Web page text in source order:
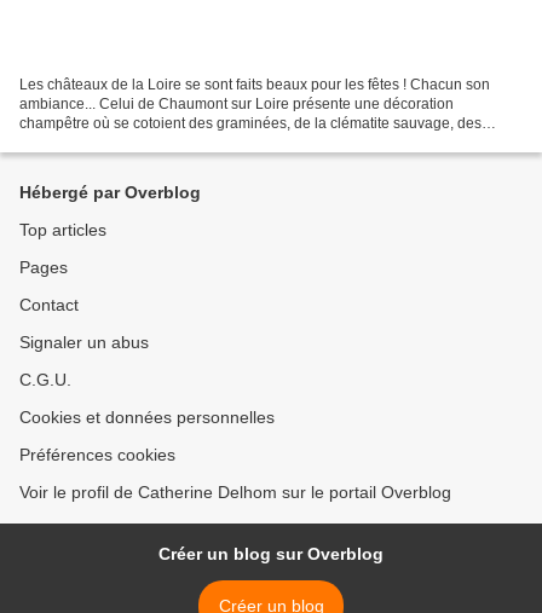
Les châteaux de la Loire se sont faits beaux pour les fêtes ! Chacun son
ambiance... Celui de Chaumont sur Loire présente une décoration
champêtre où se cotoient des graminées, de la clématite sauvage, des
Hébergé par Overblog
Top articles
Pages
Contact
Signaler un abus
C.G.U.
Cookies et données personnelles
Préférences cookies
Voir le profil de Catherine Delhom sur le portail Overblog
Créer un blog sur Overblog
Créer un blog